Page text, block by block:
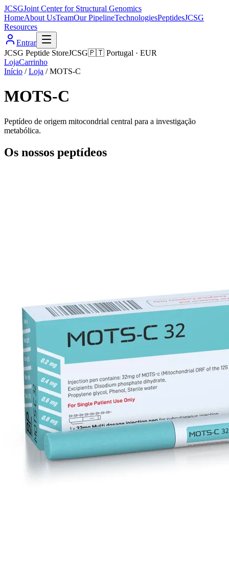
JCSGJoint Center for Structural Genomics
HomeAbout UsTeamOur PipelineTechnologiesPeptidesJCSG
Resources
Entrar
JCSG Peptide StoreJCSG🇵🇹 Portugal · EUR
LojaCarrinho
Início / Loja /MOTS-C
MOTS-C
Peptídeo de origem mitocondrial central para a investigação
metabólica.
Os nossos peptídeos